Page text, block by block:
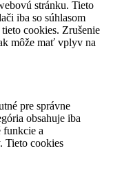
stránku. Tieto
iba so súhlasom
cookies. Zrušenie
môže mať vplyv na
pre správne
obsahuje iba
funkcie a
Tieto cookies